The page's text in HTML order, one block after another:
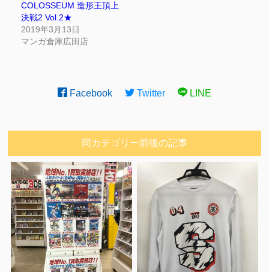
COLOSSEUM 造形王頂上
決戦2 Vol.2★
2019年3月13日
マンガ倉庫広田店
Facebook Twitter LINE
同カテゴリー前後の記事